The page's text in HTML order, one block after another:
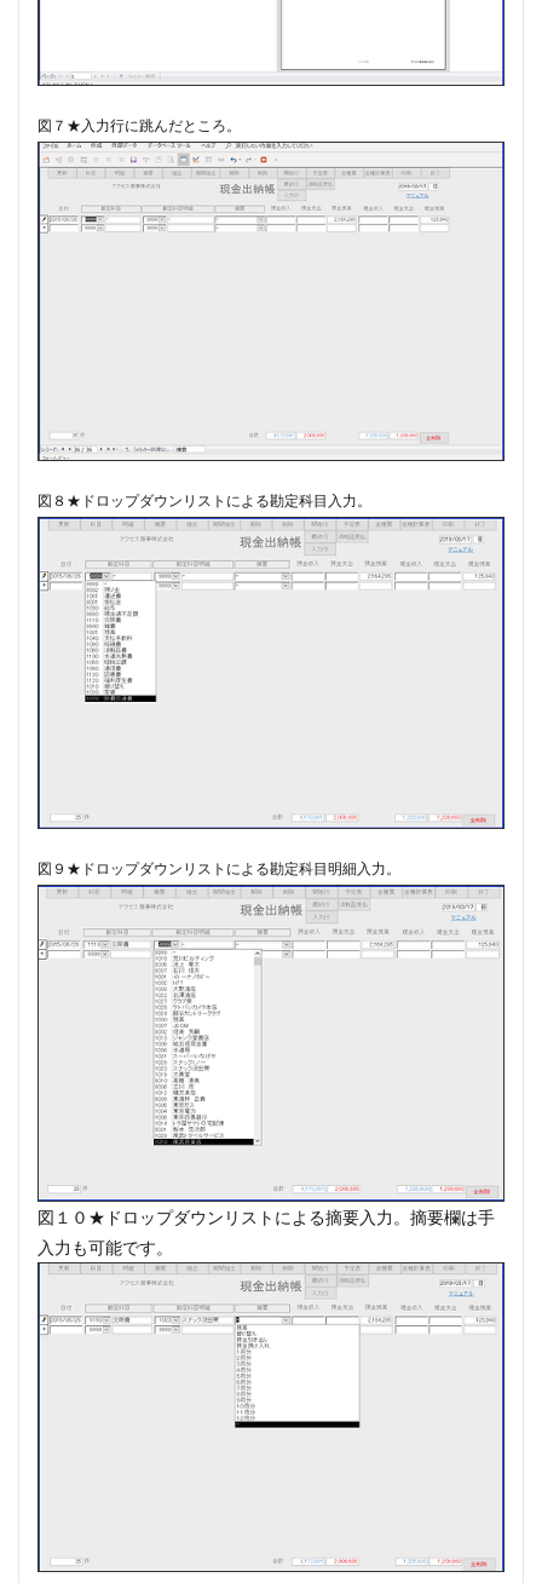
図７★入力行に跳んだところ。
図８★ドロップダウンリストによる勘定科目入力。
図９★ドロップダウンリストによる勘定科目明細入力。
図１０★ドロップダウンリストによる摘要入力。摘要欄は手
入力も可能です。